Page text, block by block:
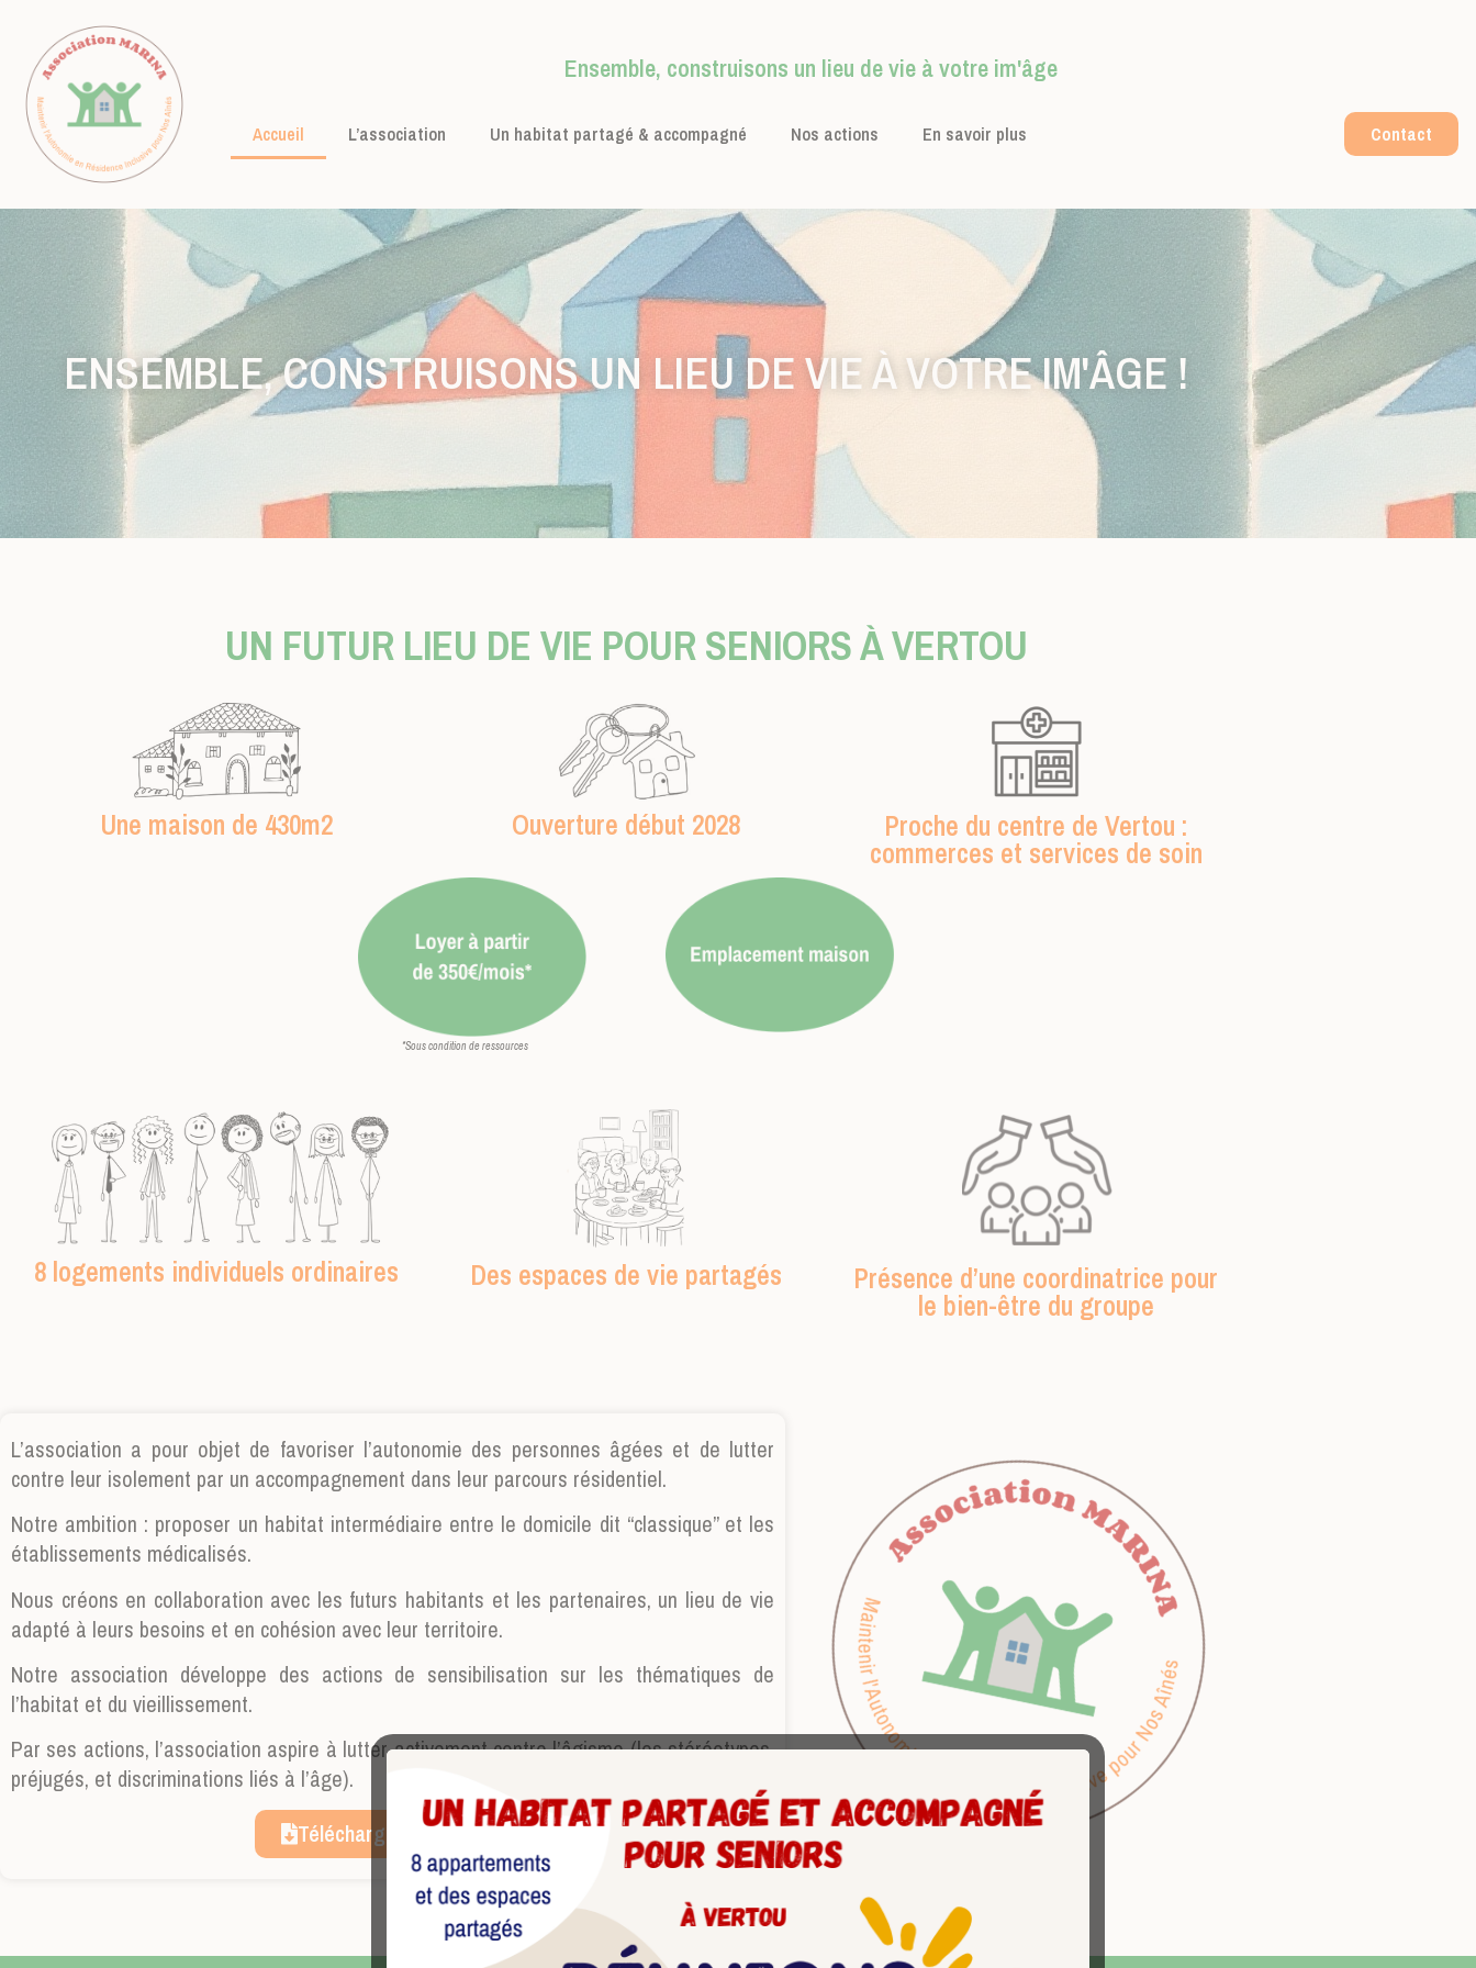
Ensemble, construisons un lieu de vie à votre im'âge
Accueil L’association Un habitat partagé & accompagné Nos actions En savoir plus Contact
ENSEMBLE, CONSTRUISONS UN LIEU DE VIE À VOTRE IM'ÂGE !
UN FUTUR LIEU DE VIE POUR SENIORS À VERTOU
Une maison de 430m2 Ouverture début 2028 Proche du centre de Vertou :
commerces et services de soin
*Sous condition de ressources
8 logements individuels ordinaires Des espaces de vie partagés Présence d’une coordinatrice pour
le bien-être du groupe
L’association a pour objet de favoriser l’autonomie des personnes âgées et de lutter
contre leur isolement par un accompagnement dans leur parcours résidentiel.
Notre ambition : proposer un habitat intermédiaire entre le domicile dit “classique” et les
établissements médicalisés.
Nous créons en collaboration avec les futurs habitants et les partenaires, un lieu de vie
adapté à leurs besoins et en cohésion avec leur territoire.
Notre association développe des actions de sensibilisation sur les thématiques de
l’habitat et du vieillissement.
Par ses actions, l’association aspire à lutter activement contre l’âgisme (les stéréotypes,
préjugés, et discriminations liés à l’âge).
Téléchargez notre flyer